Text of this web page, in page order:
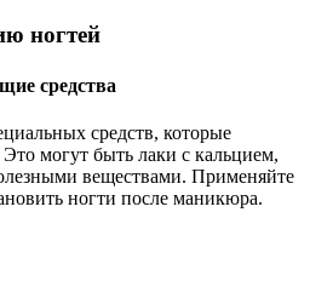
ногтей
средства
средств, которые
могут быть лаки с кальцием,
веществами. Применяйте
ногти после маникюра.